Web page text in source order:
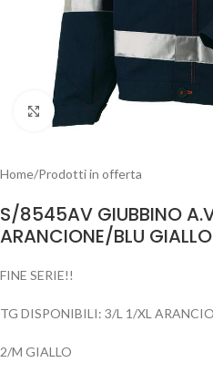
Clicca per ingrandire
Home/Prodotti in offerta
S/8545AV GIUBBINO
ARANCIONE/BLU
FINE SERIE!!
TG DISPONIBILI: 3/L 1/XL ARANCIO
2/M GIALLO